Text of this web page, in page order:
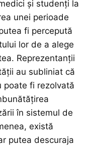
și studenți la
unei perioade
fi percepută
lor de a alege
Reprezentanții
au subliniat că
poate fi rezolvată
în sistemul de
există
putea descuraja